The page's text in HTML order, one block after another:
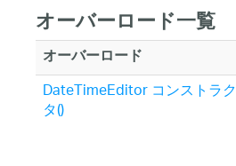
オーバーロード一覧
オーバーロード
DateTimeEditor コンストラク
タ()